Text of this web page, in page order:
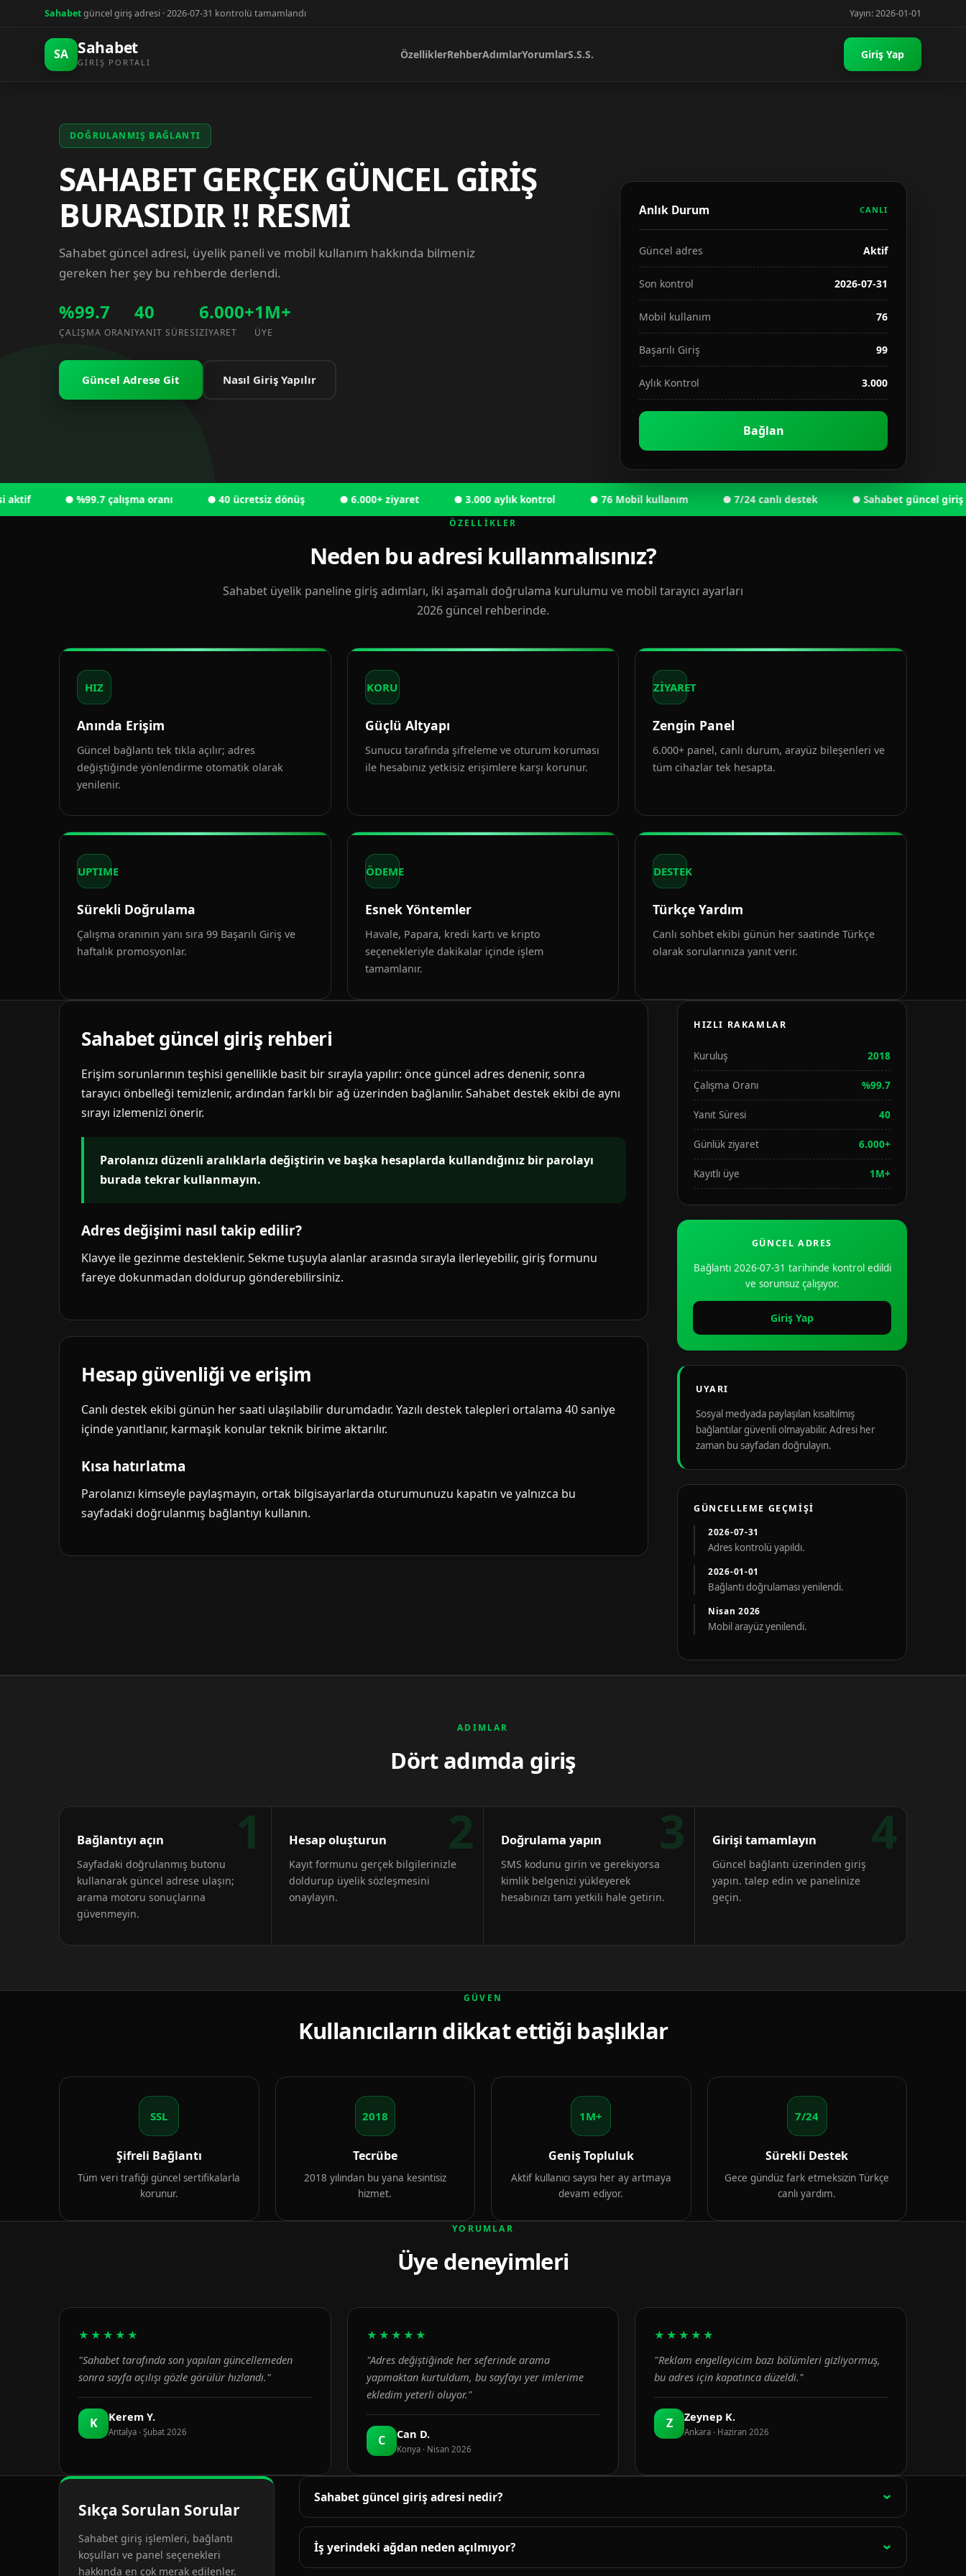
Sahabetgüncel giriş adresi · 2026-07-31 kontrolü tamamlandı Yayın: 2026-01-01
SA Sahabet
GIRIŞ PORTALI
ÖzelliklerRehberAdımlarYorumlarS.S.S. Giriş Yap
DOĞRULANMIŞ BAĞLANTI
SAHABET GERÇEK GÜNCEL GİRİŞ
BURASIDIR !! RESMİ
Sahabet güncel adresi, üyelik paneli ve mobil kullanım hakkında bilmeniz
gereken her şey bu rehberde derlendi.
%99.7
ÇALIŞMA ORANI
40
YANIT SÜRESI
6.000+
ZIYARET
1M+
ÜYE
Güncel Adrese Git Nasıl Giriş Yapılır
Anlık Durum CANLI
Güncel adres Aktif
Son kontrol 2026-07-31
Mobil kullanım 76
Başarılı Giriş 99
Aylık Kontrol 3.000
Bağlan
● %99.7 çalışma oranı ● 40 ücretsiz dönüş ● 6.000+ ziyaret ● 3.000 aylık kontrol ● 76 Mobil kullanım ● 7/24 canlı destek ● Sahabet güncel giriş
ÖZELLIKLER
Neden bu adresi kullanmalısınız?
Sahabet üyelik paneline giriş adımları, iki aşamalı doğrulama kurulumu ve mobil tarayıcı ayarları
2026 güncel rehberinde.
HIZ
Anında Erişim
Güncel bağlantı tek tıkla açılır; adres
değiştiğinde yönlendirme otomatik olarak
yenilenir.
KORU
Güçlü Altyapı
Sunucu tarafında şifreleme ve oturum koruması
ile hesabınız yetkisiz erişimlere karşı korunur.
ZİYARET
Zengin Panel
6.000+ panel, canlı durum, arayüz bileşenleri ve
tüm cihazlar tek hesapta.
UPTIME
Sürekli Doğrulama
Çalışma oranının yanı sıra 99 Başarılı Giriş ve
haftalık promosyonlar.
ÖDEME
Esnek Yöntemler
Havale, Papara, kredi kartı ve kripto
seçenekleriyle dakikalar içinde işlem
tamamlanır.
DESTEK
Türkçe Yardım
Canlı sohbet ekibi günün her saatinde Türkçe
olarak sorularınıza yanıt verir.
Sahabet güncel giriş rehberi
Erişim sorunlarının teşhisi genellikle basit bir sırayla yapılır: önce güncel adres denenir, sonra
tarayıcı önbelleği temizlenir, ardından farklı bir ağ üzerinden bağlanılır. Sahabet destek ekibi de aynı
sırayı izlemenizi önerir.
Parolanızı düzenli aralıklarla değiştirin ve başka hesaplarda kullandığınız bir parolayı
burada tekrar kullanmayın.
Adres değişimi nasıl takip edilir?
Klavye ile gezinme desteklenir. Sekme tuşuyla alanlar arasında sırayla ilerleyebilir, giriş formunu
fareye dokunmadan doldurup gönderebilirsiniz.
Hesap güvenliği ve erişim
Canlı destek ekibi günün her saati ulaşılabilir durumdadır. Yazılı destek talepleri ortalama 40 saniye
içinde yanıtlanır, karmaşık konular teknik birime aktarılır.
Kısa hatırlatma
Parolanızı kimseyle paylaşmayın, ortak bilgisayarlarda oturumunuzu kapatın ve yalnızca bu
sayfadaki doğrulanmış bağlantıyı kullanın.
HIZLI RAKAMLAR
Kuruluş 2018
Çalışma Oranı %99.7
Yanıt Süresi 40
Günlük ziyaret 6.000+
Kayıtlı üye 1M+
GÜNCEL ADRES
Bağlantı 2026-07-31 tarihinde kontrol edildi
ve sorunsuz çalışıyor.
Giriş Yap
UYARI
Sosyal medyada paylaşılan kısaltılmış
bağlantılar güvenli olmayabilir. Adresi her
zaman bu sayfadan doğrulayın.
GÜNCELLEME GEÇMIŞI
2026-07-31
Adres kontrolü yapıldı.
2026-01-01
Bağlantı doğrulaması yenilendi.
Nisan 2026
Mobil arayüz yenilendi.
ADIMLAR
Dört adımda giriş
1
Bağlantıyı açın
Sayfadaki doğrulanmış butonu
kullanarak güncel adrese ulaşın;
arama motoru sonuçlarına
güvenmeyin.
2
Hesap oluşturun
Kayıt formunu gerçek bilgilerinizle
doldurup üyelik sözleşmesini
onaylayın.
3
Doğrulama yapın
SMS kodunu girin ve gerekiyorsa
kimlik belgenizi yükleyerek
hesabınızı tam yetkili hale getirin.
4
Girişi tamamlayın
Güncel bağlantı üzerinden giriş
yapın. talep edin ve panelinize
geçin.
GÜVEN
Kullanıcıların dikkat ettiği başlıklar
SSL
Şifreli Bağlantı
Tüm veri trafiği güncel sertifikalarla
korunur.
2018
Tecrübe
2018 yılından bu yana kesintisiz
hizmet.
1M+
Geniş Topluluk
Aktif kullanıcı sayısı her ay artmaya
devam ediyor.
7/24
Sürekli Destek
Gece gündüz fark etmeksizin Türkçe
canlı yardım.
YORUMLAR
Üye deneyimleri
★★★★★
"Sahabet tarafında son yapılan güncellemeden
sonra sayfa açılışı gözle görülür hızlandı."
K Kerem Y.
Antalya · Şubat 2026
★★★★★
"Adres değiştiğinde her seferinde arama
yapmaktan kurtuldum, bu sayfayı yer imlerime
ekledim yeterli oluyor."
C Can D.
Konya · Nisan 2026
★★★★★
"Reklam engelleyicim bazı bölümleri gizliyormuş,
bu adres için kapatınca düzeldi."
Z Zeynep K.
Ankara · Haziran 2026
Sıkça Sorulan Sorular
Sahabet giriş işlemleri, bağlantı
koşulları ve panel seçenekleri
hakkında en çok merak edilenler.
Sahabet güncel giriş adresi nedir?
Güncel adres bu sayfanın üst bölümündeki bağlantıda yayınlanır. Bağlantı 15 dakikada bir otomatik olarak
denetlenir; adres değiştiğinde sayfa yenilenir.
İş yerindeki ağdan neden açılmıyor?